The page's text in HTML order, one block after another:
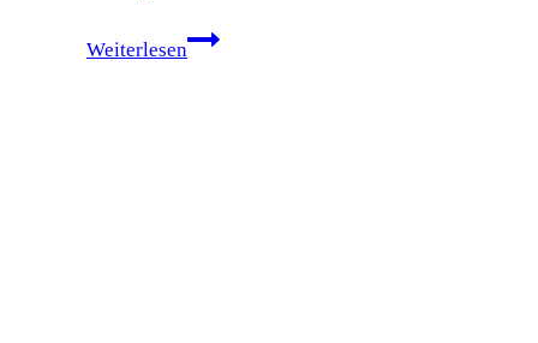
Weiterlesen
Besichtigung